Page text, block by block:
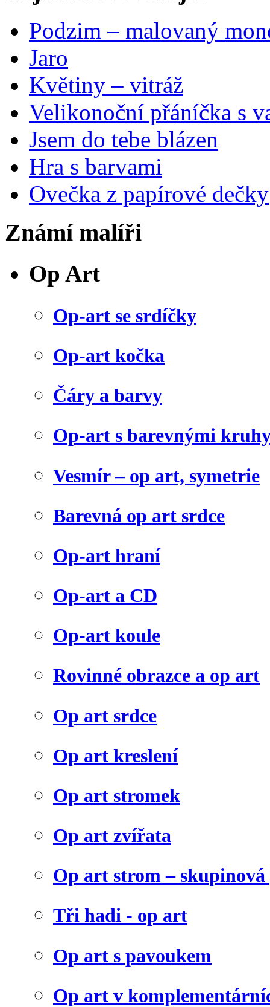
Podzim – malovaný
Jaro
Květiny – vitráž
Velikonoční přáníčka s
Jsem do tebe blázen
Hra s barvami
Ovečka z papírové dečky
Známí malíři
Op Art
Op-art se srdíčky
Op-art kočka
Čáry a barvy
Op-art s barevnými
Vesmír – op art, symetrie
Barevná op art srdce
Op-art hraní
Op-art a CD
Op-art koule
Rovinné obrazce a op art
Op art srdce
Op art kreslení
Op art stromek
Op art zvířata
Op art strom – skupinová
Tři hadi - op art
Op art s pavoukem
Op art v